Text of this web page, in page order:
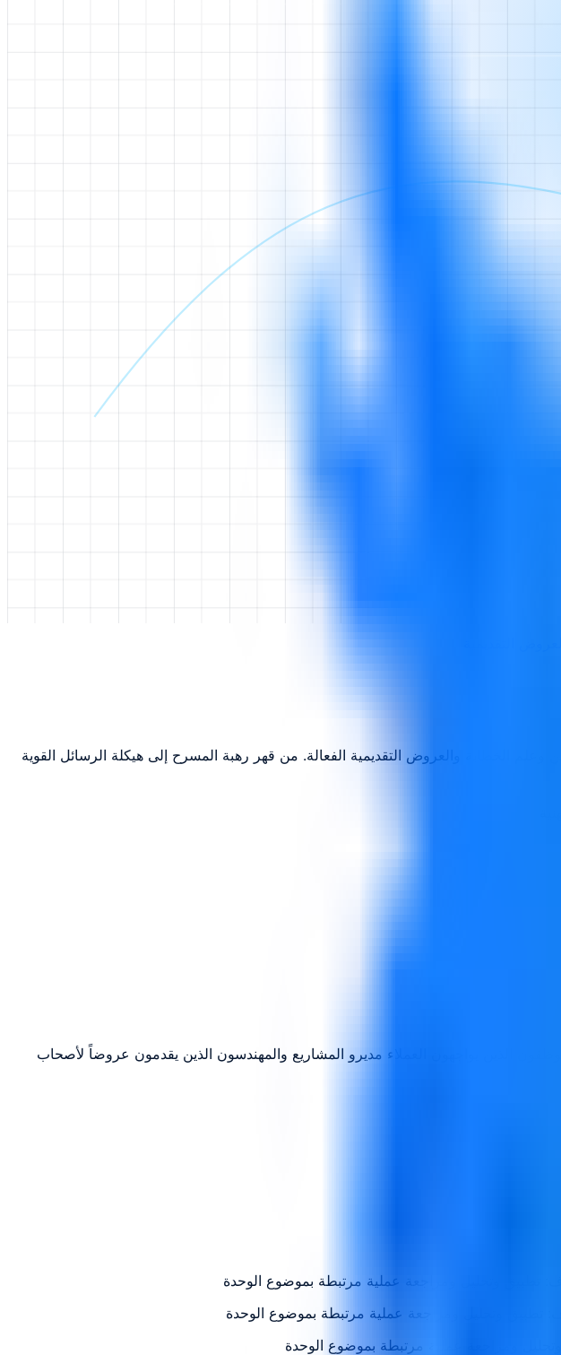
التقديمية
الخطابة والعروض التقديمية الفعالة. من قهر رهبة المسرح إلى هيكلة الرسائل القوية
الذين يواجهون العملاء مديرو المشاريع والمهندسون الذين يقدمون عروضاً لأصحاب
تطبيق وتحليل ومراجعة عملية مرتبطة بموضوع الوحدة
تطبيق وتحليل ومراجعة عملية مرتبطة بموضوع الوحدة
ومراجعة عملية مرتبطة بموضوع الوحدة